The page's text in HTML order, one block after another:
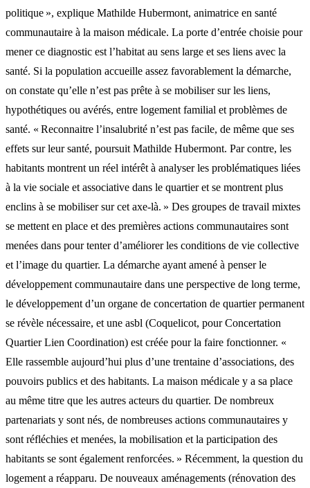
politique », explique Mathilde Hubermont, animatrice en santé
communautaire à la maison médicale. La porte d’entrée choisie pour
mener ce diagnostic est l’habitat au sens large et ses liens avec la
santé. Si la population accueille assez favorablement la démarche,
on constate qu’elle n’est pas prête à se mobiliser sur les liens,
hypothétiques ou avérés, entre logement familial et problèmes de
santé. « Reconnaitre l’insalubrité n’est pas facile, de même que ses
effets sur leur santé, poursuit Mathilde Hubermont. Par contre, les
habitants montrent un réel intérêt à analyser les problématiques liées
à la vie sociale et associative dans le quartier et se montrent plus
enclins à se mobiliser sur cet axe-là. » Des groupes de travail mixtes
se mettent en place et des premières actions communautaires sont
menées dans pour tenter d’améliorer les conditions de vie collective
et l’image du quartier. La démarche ayant amené à penser le
développement communautaire dans une perspective de long terme,
le développement d’un organe de concertation de quartier permanent
se révèle nécessaire, et une asbl (Coquelicot, pour Concertation
Quartier Lien Coordination) est créée pour la faire fonctionner. «
Elle rassemble aujourd’hui plus d’une trentaine d’associations, des
pouvoirs publics et des habitants. La maison médicale y a sa place
au même titre que les autres acteurs du quartier. De nombreux
partenariats y sont nés, de nombreuses actions communautaires y
sont réfléchies et menées, la mobilisation et la participation des
habitants se sont également renforcées. » Récemment, la question du
logement a réapparu. De nouveaux aménagements (rénovation des